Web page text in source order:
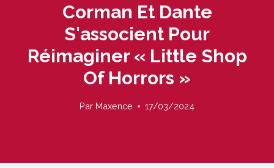
Corman Et Dante
S'associent Pour
Réimaginer « Little Shop
Of Horrors »
Par Maxence 17/03/2024